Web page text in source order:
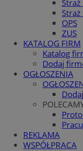
Straż
OPS
ZUS
KATALOG FIRM
Katalog
Dodaj
OGŁOSZENIA
REKLAMA
WSPÓŁPRACA